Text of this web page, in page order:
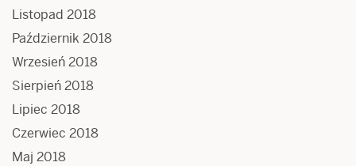
Listopad 2018
Październik 2018
Wrzesień 2018
Sierpień 2018
Lipiec 2018
Czerwiec 2018
Maj 2018